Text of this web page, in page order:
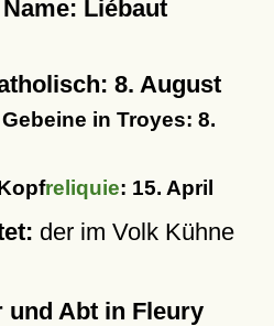
Liébaut
8. August
in Troyes: 8.
reliquie: 15. April
der im Volk Kühne
Abt in Fleury